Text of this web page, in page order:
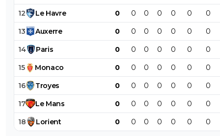
12 Le Havre 0 0 0 0 0 0 0
13 Auxerre 0 0 0 0 0 0 0
14 Paris 0 0 0 0 0 0 0
15 Monaco 0 0 0 0 0 0 0
16 Troyes 0 0 0 0 0 0 0
17 Le Mans 0 0 0 0 0 0 0
18 Lorient 0 0 0 0 0 0 0